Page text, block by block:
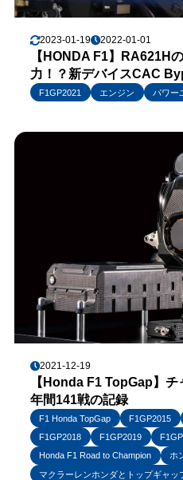
2023-01-19 2022-01-01
【HONDA F1】RA621H
力！？新デバイスCAC
F1GP2021 エンジン パワー
2021-12-19
【Honda F1 TopGap】
年間141戦の記録
F1 Honda TopGap F1GP2015
F1GP2018
F1GP2019
Honda F1 Road to Champion
ホ
マクラーレンホンダとトップギャッ